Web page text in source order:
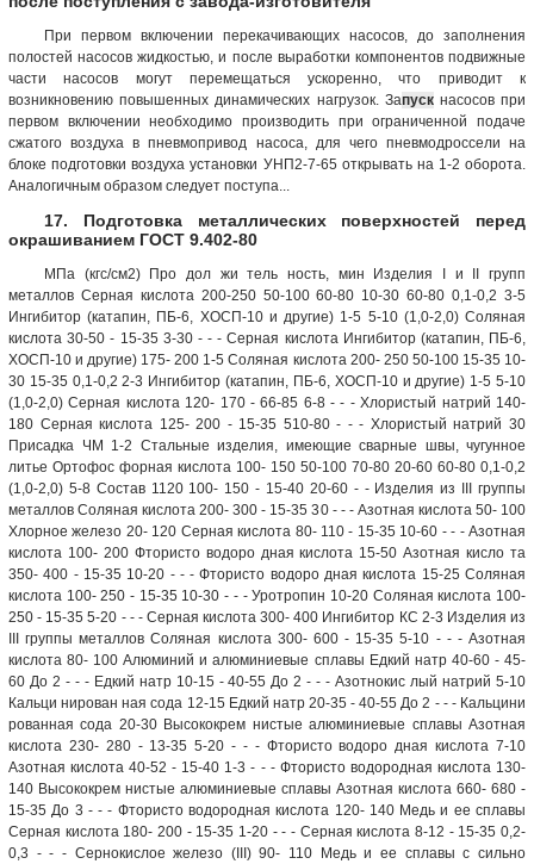
При первом включении перекачивающих насосов, до заполнения
полостей насосов жидкостью, и после выработки компонентов подвижные
части насосов могут перемещаться ускоренно, что приводит к
возникновению повышенных динамических нагрузок. Запускнасосов при
первом включении необходимо производить при ограниченной подаче
сжатого воздуха в пневмопривод насоса, для чего пневмодроссели на
блоке подготовки воздуха установки УНП2-7-65 открывать на 1-2 оборота.
Аналогичным образом следует поступа...
17. Подготовка металлических поверхностей перед
окрашиванием ГОСТ 9.402-80
МПа (кгс/см2) Про дол жи тель ность, мин Изделия I и II групп
металлов Серная кислота 200-250 50-100 60-80 10-30 60-80 0,1-0,2 3-5
Ингибитор (катапин, ПБ-6, ХОСП-10 и другие) 1-5 5-10 (1,0-2,0) Соляная
кислота 30-50 - 15-35 3-30 - - - Серная кислота Ингибитор (катапин, ПБ-6,
ХОСП-10 и другие) 175- 200 1-5 Соляная кислота 200- 250 50-100 15-35 10-
30 15-35 0,1-0,2 2-3 Ингибитор (катапин, ПБ-6, ХОСП-10 и другие) 1-5 5-10
(1,0-2,0) Серная кислота 120- 170 - 66-85 6-8 - - - Хлористый натрий 140-
180 Серная кислота 125- 200 - 15-35 510-80 - - - Хлористый натрий 30
Присадка ЧМ 1-2 Стальные изделия, имеющие сварные швы, чугунное
литье Ортофос форная кислота 100- 150 50-100 70-80 20-60 60-80 0,1-0,2
(1,0-2,0) 5-8 Состав 1120 100- 150 - 15-40 20-60 - - Изделия из III группы
металлов Соляная кислота 200- 300 - 15-35 30 - - - Азотная кислота 50- 100
Хлорное железо 20- 120 Серная кислота 80- 110 - 15-35 10-60 - - - Азотная
кислота 100- 200 Фтористо водоро дная кислота 15-50 Азотная кисло та
350- 400 - 15-35 10-20 - - - Фтористо водоро дная кислота 15-25 Соляная
кислота 100- 250 - 15-35 10-30 - - - Уротропин 10-20 Соляная кислота 100-
250 - 15-35 5-20 - - - Серная кислота 300- 400 Ингибитор КС 2-3 Изделия из
III группы металлов Соляная кислота 300- 600 - 15-35 5-10 - - - Азотная
кислота 80- 100 Алюминий и алюминиевые сплавы Едкий натр 40-60 - 45-
60 До 2 - - - Едкий натр 10-15 - 40-55 До 2 - - - Азотнокис лый натрий 5-10
Кальци нирован ная сода 12-15 Едкий натр 20-35 - 40-55 До 2 - - - Кальцини
рованная сода 20-30 Высококрем нистые алюминиевые сплавы Азотная
кислота 230- 280 - 13-35 5-20 - - - Фтористо водоро дная кислота 7-10
Азотная кислота 40-52 - 15-40 1-3 - - - Фтористо водородная кислота 130-
140 Высококрем нистые алюминиевые сплавы Азотная кислота 660- 680 -
15-35 До 3 - - - Фтористо водородная кислота 120- 140 Медь и ее сплавы
Серная кислота 180- 200 - 15-35 1-20 - - - Серная кислота 8-12 - 15-35 0,2-
0,3 - - - Сернокислое железо (III) 90- 110 Медь и ее сплавы с сильно